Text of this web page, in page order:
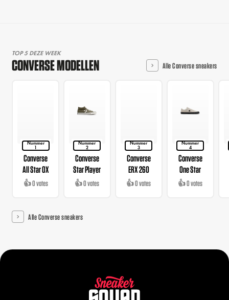
TOP 5 DEZE WEEK
CONVERSE MODELLEN Alle Converse sneakers
Nummer
1
Converse
All Star OX
👍 0 votes
Nummer
2
Converse
Star Player
👍 0 votes
Nummer
3
Converse
ERX 260
👍 0 votes
Nummer
4
Converse
One Star
👍 0 votes
Alle Converse sneakers